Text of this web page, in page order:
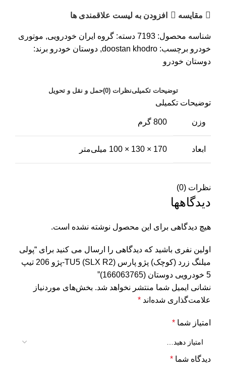
مقایسه افزودن به لیست علاقمندی ها
شناسه محصول: 7193 دسته: گروه ایران خودرویی, موتوری
خودرو برچسب: doostan khodro
, دوستان خودرو برند:
دوستان خودرو
توضیحات تکمیلینظرات (0) حمل و نقل و تحویل
توضیحات تکمیلی
وزن 800 گرم
ابعاد 170 × 130 × 100 میلی‌متر
نظرات (0)
دیدگاهها
هیچ دیدگاهی برای این محصول نوشته نشده است.
اولین نفری باشید که دیدگاهی را ارسال می کنید برای “پولی
میلنگ زرد (کوچک) پژو پارس (SLX R2) TU5-پژو 206 تیپ
5 خودرویی دوستان (166063765)”
نشانی ایمیل شما منتشر نخواهد شد. بخش‌های موردنیاز
علامت‌گذاری شده‌اند *
امتیاز شما *
دیدگاه شما *